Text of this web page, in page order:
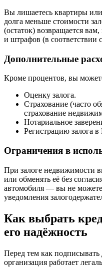
Вы лишаетесь квартиры
долга меньше стоимости
(остаток) возвращается
и штрафов (в соответствии
Дополнительные
Кроме процентов, вы
Оценку залога.
Страхование (часто
страхование
Нотариальное
Регистрацию залога
Ограничения в
При залоге недвижимости
или обменять её без
автомобиля — вы не можете
уведомления
Как выбрать
его надёжность
Перед тем как подписывать
организация работает